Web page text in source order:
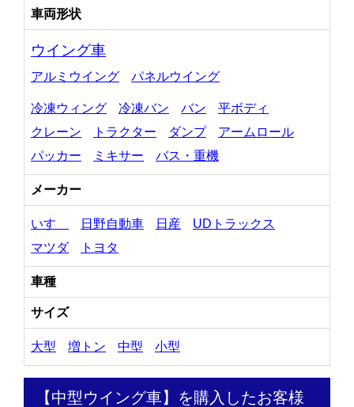
車両形状
ウイング車
アルミウイング パネルウイング
冷凍ウィング 冷凍バン バン
平ボディ
クレーン
トラクター ダンプ
アームロール
パッカー
ミキサー バス・重機
メーカー
いすゞ 日野自動車 日産
UDトラックス
マツダ
トヨタ
車種
サイズ
大型 増トン 中型 小型
【中型ウイング車】を購入したお客様